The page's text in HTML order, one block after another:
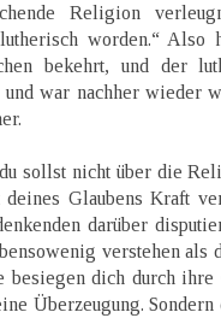
Religion
worden.“ Also
bekehrt, und der
und war nachher wieder
sollst nicht über die
deines Glaubens Kraft
darüber
verstehen als
besiegen dich durch
Überzeugung.